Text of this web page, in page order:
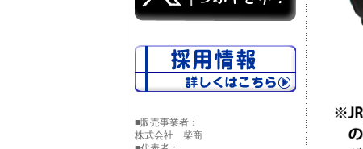
■販売事業者：
株式会社 柴商